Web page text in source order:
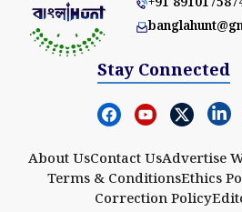
Stay Connected
About UsContact UsAdvertise
Terms & ConditionsEthics
Correction Policy